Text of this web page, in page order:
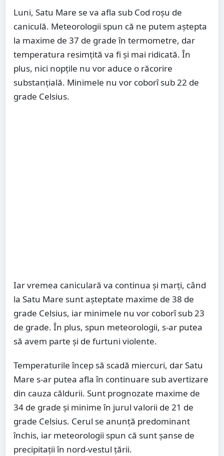
Luni, Satu Mare se va afla sub Cod roșu de
caniculă. Meteorologii spun că ne putem aștepta
la maxime de 37 de grade în termometre, dar
temperatura resimțită va fi și mai ridicată. În
plus, nici nopțile nu vor aduce o răcorire
substanțială. Minimele nu vor coborî sub 22 de
grade Celsius.
Iar vremea caniculară va continua și marți, când
la Satu Mare sunt așteptate maxime de 38 de
grade Celsius, iar minimele nu vor coborî sub 23
de grade. În plus, spun meteorologii, s-ar putea
să avem parte și de furtuni violente.
Temperaturile încep să scadă miercuri, dar Satu
Mare s-ar putea afla în continuare sub avertizare
din cauza căldurii. Sunt prognozate maxime de
34 de grade și minime în jurul valorii de 21 de
grade Celsius. Cerul se anunță predominant
închis, iar meteorologii spun că sunt șanse de
precipitații în nord-vestul țării.